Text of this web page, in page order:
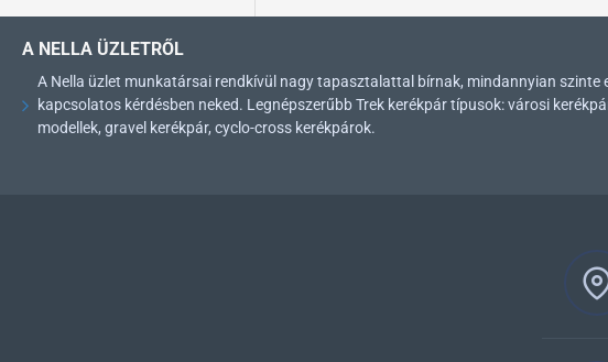
A NELLA ÜZLETRŐL
A Nella üzlet munkatársai rendkívül nagy tapasztalattal bírnak, mindannyian
kapcsolatos kérdésben neked. Legnépszerűbb Trek kerékpár típusok: városi
modellek, gravel kerékpár, cyclo-cross kerékpárok.